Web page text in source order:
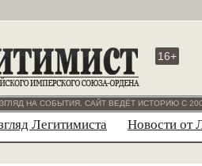
16+
НА СОБЫТИЯ. САЙТ ВЕДЁТ ИСТОРИЮ С
Легитимиста Новости от